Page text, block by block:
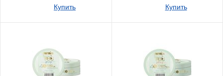
Купить Купить